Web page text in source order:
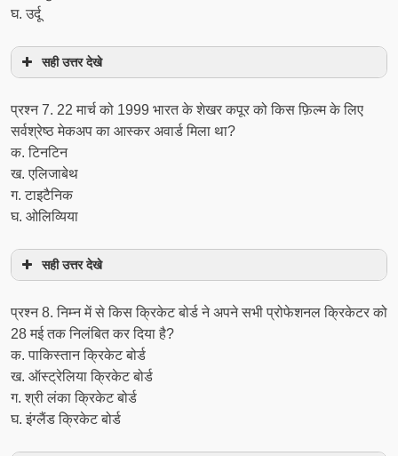
घ. उर्दू
सही उत्तर देखे
प्रश्न 7. 22 मार्च को 1999 भारत के शेखर कपूर को किस फ़िल्म के लिए
सर्वश्रेष्ठ मेकअप का आस्कर अवार्ड मिला था?
क. टिनटिन
ख. एलिजाबेथ
ग. टाइटैनिक
घ. ओलिव्यिया
सही उत्तर देखे
प्रश्न 8. निम्न में से किस क्रिकेट बोर्ड ने अपने सभी प्रोफेशनल क्रिकेटर को
28 मई तक निलंबित कर दिया है?
क. पाकिस्तान क्रिकेट बोर्ड
ख. ऑस्ट्रेलिया क्रिकेट बोर्ड
ग. श्री लंका क्रिकेट बोर्ड
घ. इंग्लैंड क्रिकेट बोर्ड